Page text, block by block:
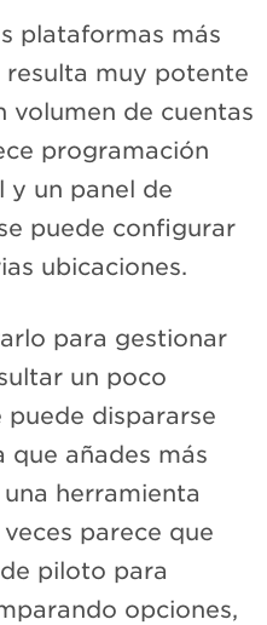
plataformas más
muy potente
volumen de cuentas
programación
y un panel de
puede configurar
ubicaciones.
para gestionar
un poco
dispararse
que añades más
herramienta
parece que
piloto para
opciones,